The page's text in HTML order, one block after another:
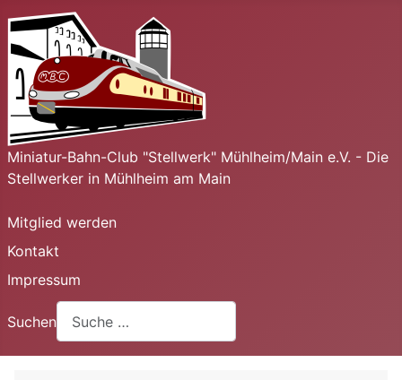
Miniatur-Bahn-Club "Stellwerk" Mühlheim/Main e.V. - Die
Stellwerker in Mühlheim am Main
Mitglied werden
Kontakt
Impressum
Suchen